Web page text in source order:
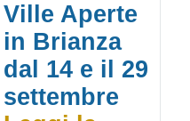
Ville Aperte
in Brianza
dal 14 e il 29
settembre